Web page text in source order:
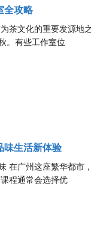
全攻略
茶文化的重要发源地
。有些工作室位
味生活新体验
在广州这座繁华都市
程通常会选择优